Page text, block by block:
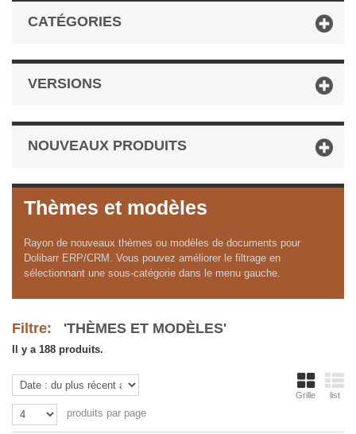
CATÉGORIES
VERSIONS
NOUVEAUX PRODUITS
Thèmes et modèles
Rayon de nouveaux thèmes ou modèles de documents pour
Dolibarr ERP/CRM. Vous pouvez améliorer le filtrage en
sélectionnant une sous-catégorie dans le menu gauche.
Filtre: 'THÈMES ET MODÈLES'
Il y a 188 produits.
Grille list
produits par page